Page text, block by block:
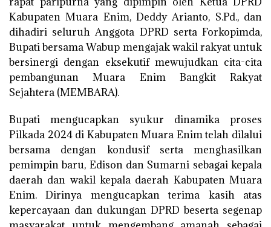
Kabupaten Muara Enim, Deddy Arianto, S.Pd., dan
dihadiri seluruh Anggota DPRD serta Forkopimda,
Bupati bersama Wabup mengajak wakil rakyat untuk
bersinergi dengan eksekutif mewujudkan cita-cita
pembangunan Muara Enim Bangkit Rakyat
Sejahtera (MEMBARA).
Bupati mengucapkan syukur dinamika proses
Pilkada 2024 di Kabupaten Muara Enim telah dilalui
bersama dengan kondusif serta menghasilkan
pemimpin baru, Edison dan Sumarni sebagai kepala
daerah dan wakil kepala daerah Kabupaten Muara
Enim. Dirinya mengucapkan terima kasih atas
kepercayaan dan dukungan DPRD beserta segenap